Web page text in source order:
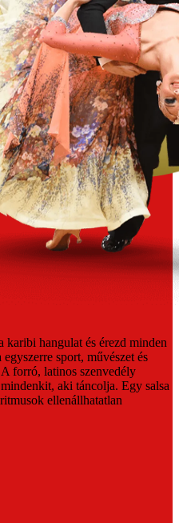
hangulat és érezd minden
sport, művészet és
forró, latinos szenvedély
aki táncolja. Egy salsa
ellenállhatatlan